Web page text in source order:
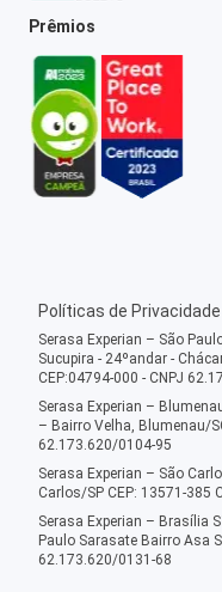
Prêmios
Políticas de Privacidade
Serasa Experian – São
Sucupira - 24ºandar -
CEP:04794-000 - CNPJ
Serasa Experian –
– Bairro Velha, Blumenau/
62.173.620/0104-95
Serasa Experian – São
Carlos/SP CEP: 13571-385
Serasa Experian – Brasília
Paulo Sarasate Bairro Asa
62.173.620/0131-68